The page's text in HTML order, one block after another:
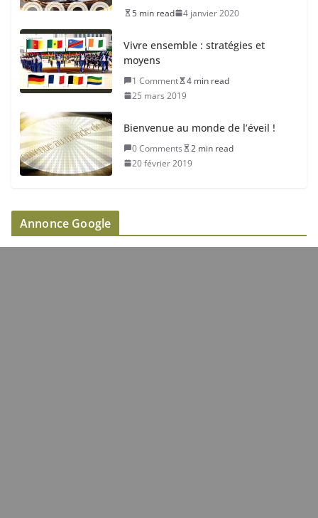
5 min read 4 janvier 2020
Vivre ensemble : stratégies et
moyens
1 Comment
4 min read
25 mars 2019
Bienvenue au monde de l’éveil !
0 Comments
2 min read
20 février 2019
Annonce Google